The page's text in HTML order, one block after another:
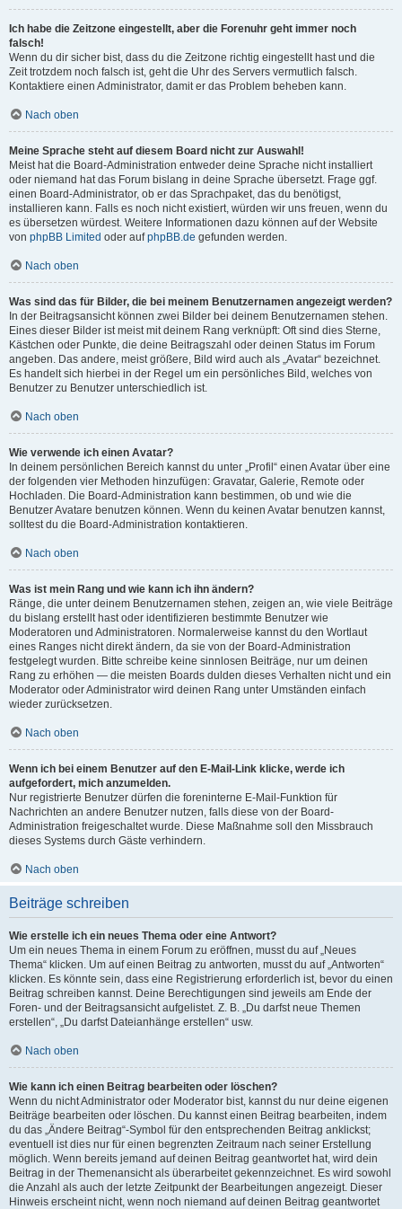
Ich habe die Zeitzone eingestellt, aber die Forenuhr geht immer noch
falsch!
Wenn du dir sicher bist, dass du die Zeitzone richtig eingestellt hast und die
Zeit trotzdem noch falsch ist, geht die Uhr des Servers vermutlich falsch.
Kontaktiere einen Administrator, damit er das Problem beheben kann.
Nach oben
Meine Sprache steht auf diesem Board nicht zur Auswahl!
Meist hat die Board-Administration entweder deine Sprache nicht installiert
oder niemand hat das Forum bislang in deine Sprache übersetzt. Frage ggf.
einen Board-Administrator, ob er das Sprachpaket, das du benötigst,
installieren kann. Falls es noch nicht existiert, würden wir uns freuen, wenn du
es übersetzen würdest. Weitere Informationen dazu können auf der Website
von phpBB Limited oder aufphpBB.de gefunden werden.
Nach oben
Was sind das für Bilder, die bei meinem Benutzernamen angezeigt werden?
In der Beitragsansicht können zwei Bilder bei deinem Benutzernamen stehen.
Eines dieser Bilder ist meist mit deinem Rang verknüpft: Oft sind dies Sterne,
Kästchen oder Punkte, die deine Beitragszahl oder deinen Status im Forum
angeben. Das andere, meist größere, Bild wird auch als „Avatar“ bezeichnet.
Es handelt sich hierbei in der Regel um ein persönliches Bild, welches von
Benutzer zu Benutzer unterschiedlich ist.
Nach oben
Wie verwende ich einen Avatar?
In deinem persönlichen Bereich kannst du unter „Profil“ einen Avatar über eine
der folgenden vier Methoden hinzufügen: Gravatar, Galerie, Remote oder
Hochladen. Die Board-Administration kann bestimmen, ob und wie die
Benutzer Avatare benutzen können. Wenn du keinen Avatar benutzen kannst,
solltest du die Board-Administration kontaktieren.
Nach oben
Was ist mein Rang und wie kann ich ihn ändern?
Ränge, die unter deinem Benutzernamen stehen, zeigen an, wie viele Beiträge
du bislang erstellt hast oder identifizieren bestimmte Benutzer wie
Moderatoren und Administratoren. Normalerweise kannst du den Wortlaut
eines Ranges nicht direkt ändern, da sie von der Board-Administration
festgelegt wurden. Bitte schreibe keine sinnlosen Beiträge, nur um deinen
Rang zu erhöhen — die meisten Boards dulden dieses Verhalten nicht und ein
Moderator oder Administrator wird deinen Rang unter Umständen einfach
wieder zurücksetzen.
Nach oben
Wenn ich bei einem Benutzer auf den E-Mail-Link klicke, werde ich
aufgefordert, mich anzumelden.
Nur registrierte Benutzer dürfen die foreninterne E-Mail-Funktion für
Nachrichten an andere Benutzer nutzen, falls diese von der Board-
Administration freigeschaltet wurde. Diese Maßnahme soll den Missbrauch
dieses Systems durch Gäste verhindern.
Nach oben
Beiträge schreiben
Wie erstelle ich ein neues Thema oder eine Antwort?
Um ein neues Thema in einem Forum zu eröffnen, musst du auf „Neues
Thema“ klicken. Um auf einen Beitrag zu antworten, musst du auf „Antworten“
klicken. Es könnte sein, dass eine Registrierung erforderlich ist, bevor du einen
Beitrag schreiben kannst. Deine Berechtigungen sind jeweils am Ende der
Foren- und der Beitragsansicht aufgelistet. Z. B. „Du darfst neue Themen
erstellen“, „Du darfst Dateianhänge erstellen“ usw.
Nach oben
Wie kann ich einen Beitrag bearbeiten oder löschen?
Wenn du nicht Administrator oder Moderator bist, kannst du nur deine eigenen
Beiträge bearbeiten oder löschen. Du kannst einen Beitrag bearbeiten, indem
du das „Ändere Beitrag“-Symbol für den entsprechenden Beitrag anklickst;
eventuell ist dies nur für einen begrenzten Zeitraum nach seiner Erstellung
möglich. Wenn bereits jemand auf deinen Beitrag geantwortet hat, wird dein
Beitrag in der Themenansicht als überarbeitet gekennzeichnet. Es wird sowohl
die Anzahl als auch der letzte Zeitpunkt der Bearbeitungen angezeigt. Dieser
Hinweis erscheint nicht, wenn noch niemand auf deinen Beitrag geantwortet